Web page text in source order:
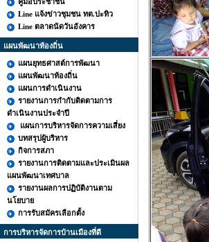
Line แจ้งข่าวชุมชน ทต.ปะทิว
Line ตลาดนัดวันอังคาร
แผนพัฒนาท้องถิ่น
แผนยุทธศาสต์การพัฒนา
แผนพัฒนาท้องถิ่น
แผนการดำเนินงาน
รายงานการกำกับติดตามการ
ดำเนินงานประจำปี
แผนการบริหารจัดการความเสี่ยง
บทสรุปผู้บริหาร
กิจการสภา
รายงานการติดตามและประเมินผล
แผนพัฒนาเทศบาล
รายงานผลการปฏิบัติงานตาม
นโยบาย
การรับสมัครเลือกตั้ง
การบริหารจัดการบ้านเมืองที่ดี